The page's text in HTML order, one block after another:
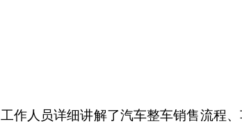
作人员详细讲解了汽车整车销售流程